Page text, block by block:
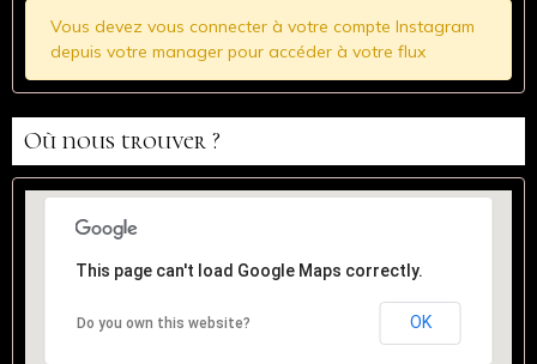
Vous devez vous connecter à votre compte Instagram
depuis votre manager pour accéder à votre flux
Où nous trouver ?
This page can't load Google Maps correctly.
Do you own this website? OK